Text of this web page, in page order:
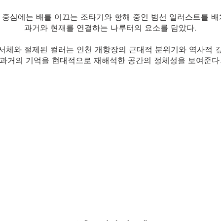
심에는 배를 이끄는 조타기와 항해 중인 범선 일러스트를 배
과거와 현재를 연결하는 나루터의 요소를 담았다.​
체와 절제된 컬러는 인천 개항장의 근대적 분위기와 역사적
과거의 기억을 현대적으로 재해석한 공간의 정체성을 보여준다.